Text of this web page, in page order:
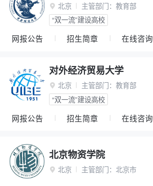
 北京 主管部门： 教育部
“双一流”建设高校
网报公告 招生简章 在线咨询
对外经济贸易大学
 北京 主管部门： 教育部
“双一流”建设高校
网报公告 招生简章 在线咨询
北京物资学院
 北京 主管部门： 北京市